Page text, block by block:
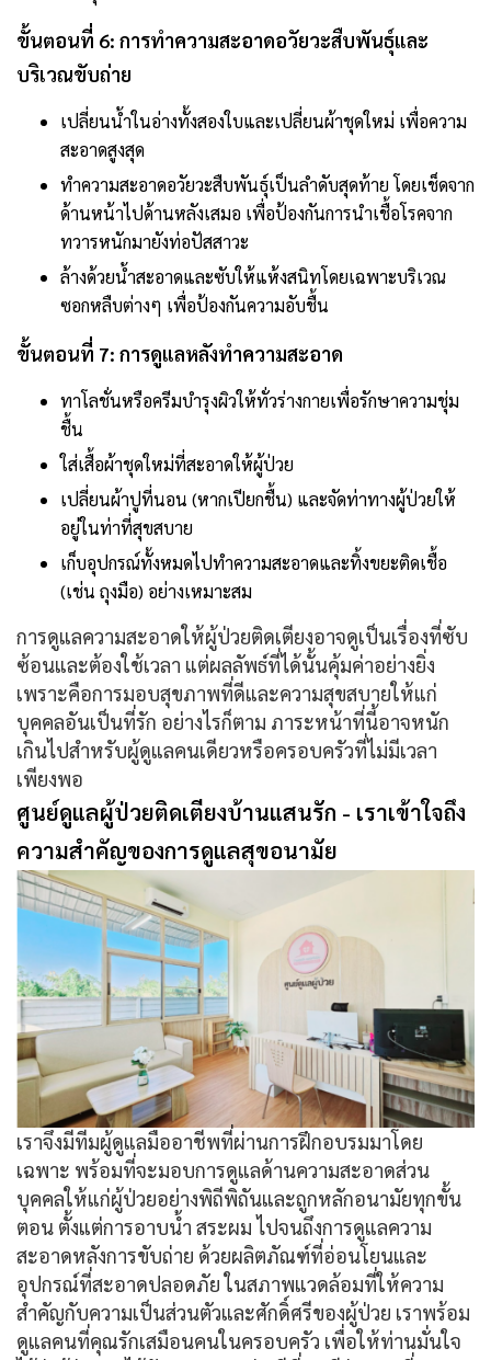
ขั้นตอนที่ 6: การทำความสะอาดอวัยวะสืบพันธุ์และ
บริเวณขับถ่าย
เปลี่ยนน้ำในอ่างทั้งสองใบและเปลี่ยนผ้าชุดใหม่ เพื่อความ
สะอาดสูงสุด
ทำความสะอาดอวัยวะสืบพันธุ์เป็นลำดับสุดท้าย โดยเช็ดจาก
ด้านหน้าไปด้านหลังเสมอ เพื่อป้องกันการนำเชื้อโรคจาก
ทวารหนักมายังท่อปัสสาวะ
ล้างด้วยน้ำสะอาดและซับให้แห้งสนิทโดยเฉพาะบริเวณ
ซอกหลืบต่างๆ เพื่อป้องกันความอับชื้น
ขั้นตอนที่ 7: การดูแลหลังทำความสะอาด
ทาโลชั่นหรือครีมบำรุงผิวให้ทั่วร่างกายเพื่อรักษาความชุ่ม
ชื้น
ใส่เสื้อผ้าชุดใหม่ที่สะอาดให้ผู้ป่วย
เปลี่ยนผ้าปูที่นอน (หากเปียกชื้น) และจัดท่าทางผู้ป่วยให้
อยู่ในท่าที่สุขสบาย
เก็บอุปกรณ์ทั้งหมดไปทำความสะอาดและทิ้งขยะติดเชื้อ
(เช่น ถุงมือ) อย่างเหมาะสม
การดูแลความสะอาดให้ผู้ป่วยติดเตียงอาจดูเป็นเรื่องที่ซับ
ซ้อนและต้องใช้เวลา แต่ผลลัพธ์ที่ได้นั้นคุ้มค่าอย่างยิ่ง
เพราะคือการมอบสุขภาพที่ดีและความสุขสบายให้แก่
บุคคลอันเป็นที่รัก อย่างไรก็ตาม ภาระหน้าที่นี้อาจหนัก
เกินไปสำหรับผู้ดูแลคนเดียวหรือครอบครัวที่ไม่มีเวลา
เพียงพอ
ศูนย์ดูแลผู้ป่วยติดเตียงบ้านแสนรัก - เราเข้าใจถึง
ความสำคัญของการดูแลสุขอนามัย
เราจึงมีทีมผู้ดูแลมืออาชีพที่ผ่านการฝึกอบรมมาโดย
เฉพาะ พร้อมที่จะมอบการดูแลด้านความสะอาดส่วน
บุคคลให้แก่ผู้ป่วยอย่างพิถีพิถันและถูกหลักอนามัยทุกขั้น
ตอน ตั้งแต่การอาบน้ำ สระผม ไปจนถึงการดูแลความ
สะอาดหลังการขับถ่าย ด้วยผลิตภัณฑ์ที่อ่อนโยนและ
อุปกรณ์ที่สะอาดปลอดภัย ในสภาพแวดล้อมที่ให้ความ
สำคัญกับความเป็นส่วนตัวและศักดิ์ศรีของผู้ป่วย เราพร้อม
ดูแลคนที่คุณรักเสมือนคนในครอบครัว เพื่อให้ท่านมั่นใจ